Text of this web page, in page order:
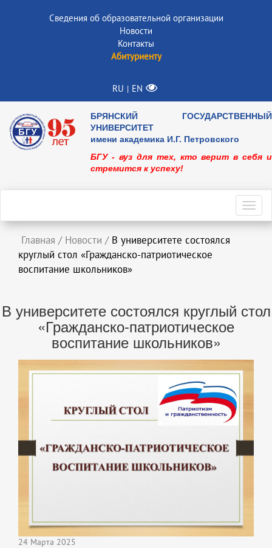
Сведения об образовательной организации
Новости
Контакты
Абитуриенту
RU | EN
БРЯНСКИЙ ГОСУДАРСТВЕННЫЙ
УНИВЕРСИТЕТ
имени академика И.Г. Петровского
БГУ - вуз для тех, кто верит в себя и
стремится к успеху!
Главная / Новости / В университете состоялся
круглый стол «Гражданско-патриотическое
воспитание школьников»
В университете состоялся круглый стол
«Гражданско-патриотическое
воспитание школьников»
24 Марта 2025